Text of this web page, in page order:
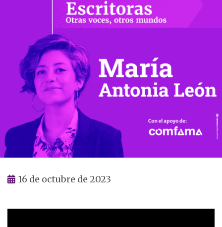
16 de octubre de 2023